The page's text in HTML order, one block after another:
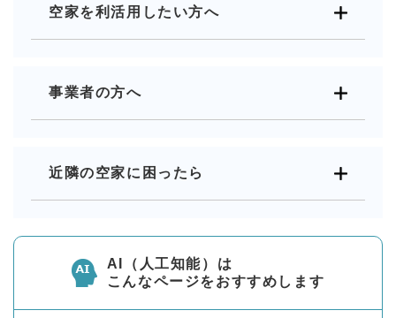
空家を利活用したい方へ
事業者の方へ
近隣の空家に困ったら
AI（人工知能）は
こんなページをおすすめします